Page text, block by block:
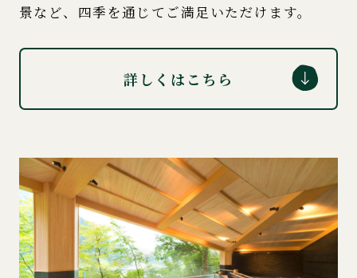
景など、四季を通じてご満足いただけます。
詳しくはこちら